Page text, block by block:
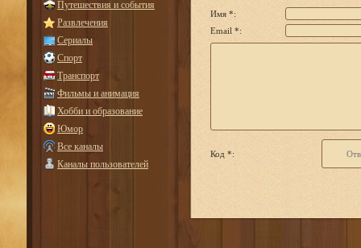
Путешествия и события
Развлечения
Сериалы
Спорт
Транспорт
Фильмы и анимация
Хобби и образование
Юмор
Все каналы
Каналы пользователей
Имя *:
Email *:
Код *: